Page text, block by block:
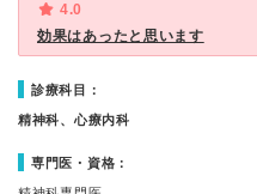
4.0
効果はあったと思います
診療科目：
精神科、心療内科
専門医・資格：